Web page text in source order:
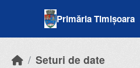
Primăria Timișoara
Seturi de date